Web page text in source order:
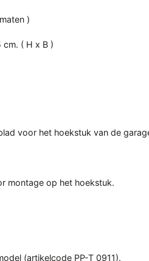
)
( H x B )
voor het hoekstuk van de
montage op het hoekstuk.
(artikelcode PP-T 0911).